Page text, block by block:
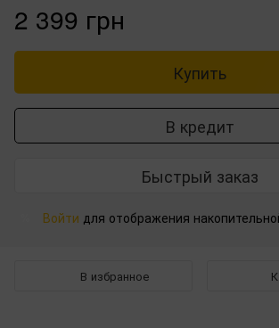
2 399 грн
Купить
В кредит
Быстрый заказ
Войти для отображения
В избранное